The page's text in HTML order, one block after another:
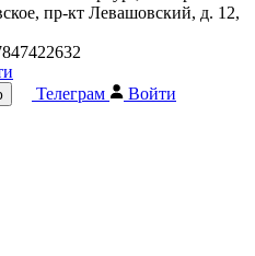
пр-кт Левашовский, д. 12,
Телеграм Войти